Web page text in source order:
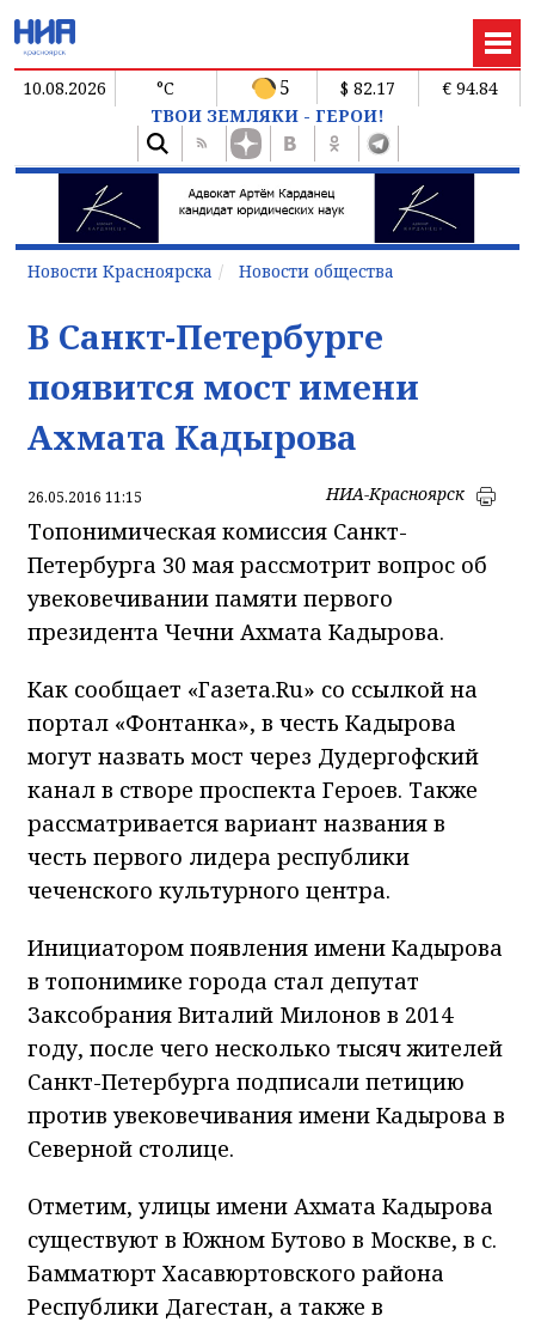
10.08.2026 °C 5 $ 82.17
€ 94.84
ТВОИ ЗЕМЛЯКИ - ГЕРОИ!
Новости Красноярска Новости общества
В Санкт-Петербурге
появится мост имени
Ахмата Кадырова
26.05.2016 11:15 НИА-Красноярск
Топонимическая комиссия Санкт-
Петербурга 30 мая рассмотрит вопрос об
увековечивании памяти первого
президента Чечни Ахмата Кадырова.
Как сообщает «Газета.Ru» со ссылкой на
портал «Фонтанка», в честь Кадырова
могут назвать мост через Дудергофский
канал в створе проспекта Героев. Также
рассматривается вариант названия в
честь первого лидера республики
чеченского культурного центра.
Инициатором появления имени Кадырова
в топонимике города стал депутат
Заксобрания Виталий Милонов в 2014
году, после чего несколько тысяч жителей
Санкт-Петербурга подписали петицию
против увековечивания имени Кадырова в
Северной столице.
Отметим, улицы имени Ахмата Кадырова
существуют в Южном Бутово в Москве, в с.
Бамматюрт Хасавюртовского района
Республики Дагестан, а также в